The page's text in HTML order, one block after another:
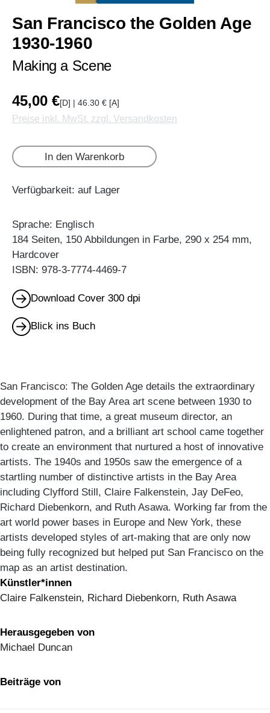
San Francisco the Golden Age
1930-1960
Making a Scene
45,00 €[D] | 46.30 € [A]
Preise inkl. MwSt. zzgl. Versandkosten
In den Warenkorb
Verfügbarkeit: auf Lager
Sprache: Englisch
184 Seiten, 150 Abbildungen in Farbe, 290 x 254 mm,
Hardcover
ISBN: 978-3-7774-4469-7
Download Cover 300 dpi
Blick ins Buch
San Francisco: The Golden Age details the extraordinary
development of the Bay Area art scene between 1930 to
1960. During that time, a great museum director, an
enlightened patron, and a brilliant art school came together
to create an environment that nurtured a host of innovative
artists. The 1940s and 1950s saw the emergence of a
startling number of distinctive artists in the Bay Area
including Clyfford Still, Claire Falkenstein, Jay DeFeo,
Richard Diebenkorn, and Ruth Asawa. Working far from the
art world power bases in Europe and New York, these
artists developed styles of art-making that are only now
being fully recognized but helped put San Francisco on the
map as an artist destination.
Künstler*innen
Claire Falkenstein, Richard Diebenkorn, Ruth Asawa
Herausgegeben von
Michael Duncan
Beiträge von